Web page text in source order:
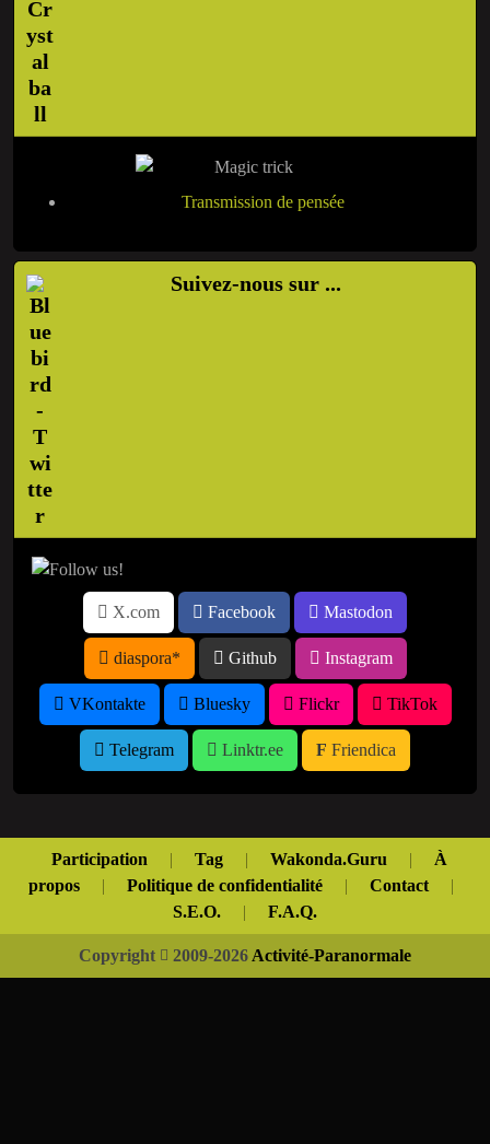
Transmission de pensée
Suivez-nous sur ...
X.com Facebook Mastodon
diaspora* Github Instagram
VKontakte Bluesky Flickr TikTok
Telegram Linktr.ee Friendica
Participation | Tag | Wakonda.Guru |
À
propos
| Politique de confidentialité | Contact
|
S.E.O.
| F.A.Q.
Copyright 2009-2026 Activité-Paranormale